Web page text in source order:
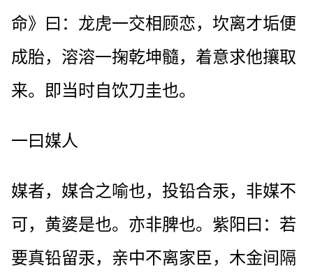
命》曰：龙虎一交相顾恋，坎离才垢便
成胎，溶溶一掬乾坤髓，着意求他攘取
来。即当时自饮刀圭也。
一曰媒人
媒者，媒合之喻也，投铅合汞，非媒不
可，黄婆是也。亦非脾也。紫阳曰：若
要真铅留汞，亲中不离家臣，木金间隔